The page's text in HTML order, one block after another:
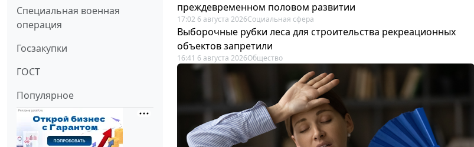
Специальная военная
операция
Госзакупки
ГОСТ
Популярное
преждевременном половом развитии
17:02 6 августа 2026Социальная сфера
Выборочные рубки леса для строительства рекреационных
объектов запретили
16:41 6 августа 2026Общество